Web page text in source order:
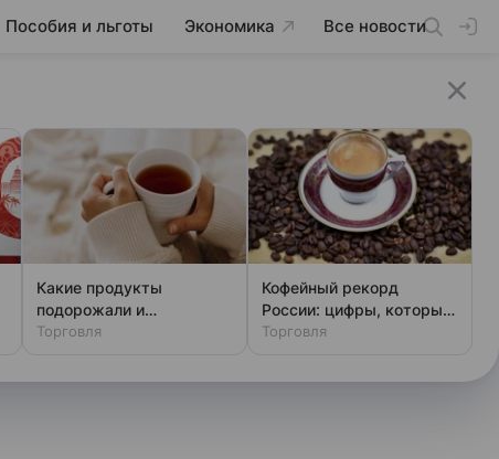
Пособия и льготы Экономика Все новости
Какие продукты
подорожали и
подешевели в России
Торговля
Кофейный рекорд
России: цифры, которые
поражают
Торговля